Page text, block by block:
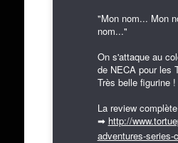
"Mon nom... Mon
nom..."
On s'attaque au
de NECA pour les
Très belle figurine !
La review
➡ http://
adventures-series-